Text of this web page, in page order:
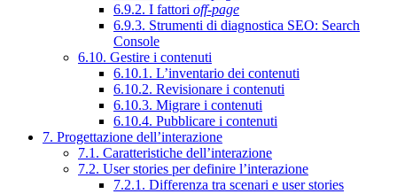
6.9.2. I fattori off-page
6.9.3. Strumenti di diagnostica SEO: Search
Console
6.10. Gestire i contenuti
6.10.1. L’inventario dei contenuti
6.10.2. Revisionare i contenuti
6.10.3. Migrare i contenuti
6.10.4. Pubblicare i contenuti
7. Progettazione dell’interazione
7.1. Caratteristiche dell’interazione
7.2. User stories per definire l’interazione
7.2.1. Differenza tra scenari e user stories